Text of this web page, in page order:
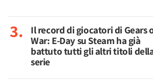
Il record di giocatori di Gears
War: E-Day su Steam ha già
battuto tutti gli altri titoli
serie